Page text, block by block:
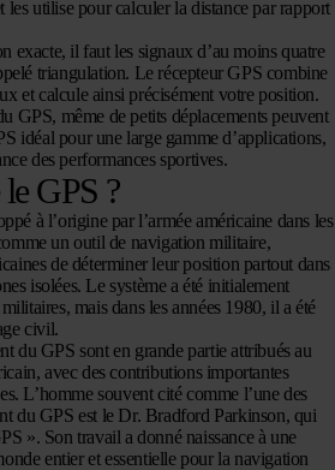
les utilise pour calculer la distance par rapport
exacte, il faut les signaux d’au moins quatre
triangulation. Le récepteur GPS combine
et calcule ainsi précisément votre position.
GPS, même de petits déplacements peuvent
idéal pour une large gamme d’applications,
des performances sportives.
GPS ?
à l’origine par l’armée américaine dans les
un outil de navigation militaire,
de déterminer leur position partout dans
isolées. Le système a été initialement
mais dans les années 1980, il a été
civil.
du GPS sont en grande partie attribués au
avec des contributions importantes
L’homme souvent cité comme l’une des
du GPS est le Dr. Bradford Parkinson, qui
». Son travail a donné naissance à une
entier et essentielle pour la navigation